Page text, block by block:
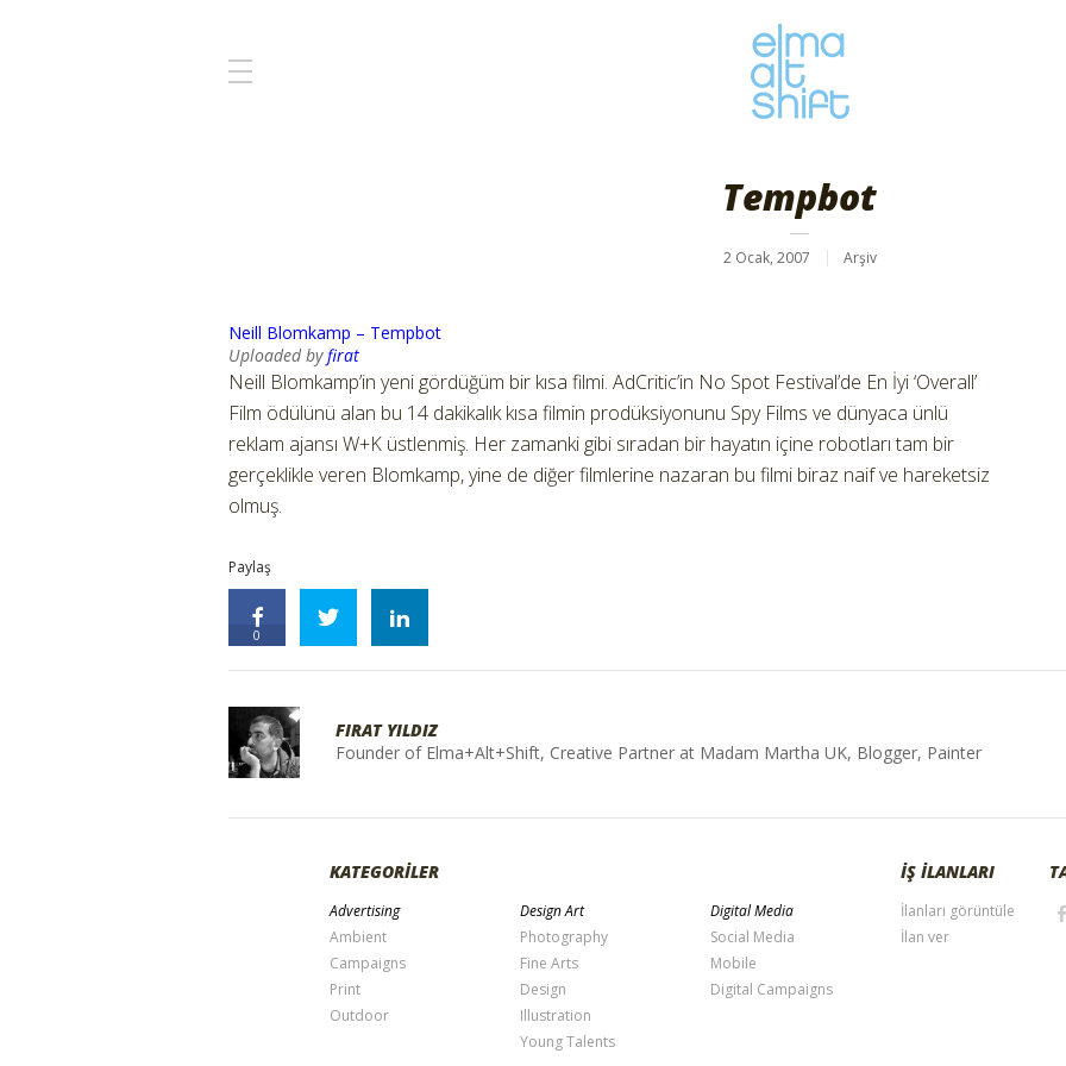
Tempbot
2 Ocak, 2007 Arşiv
Neill Blomkamp – Tempbot
Uploaded byfirat
Neill Blomkamp’in yeni gördüğüm bir kısa filmi. AdCritic’in No Spot Festival’de En İyi ‘Overall’
Film ödülünü alan bu 14 dakikalık kısa filmin prodüksiyonunu Spy Films ve dünyaca ünlü
reklam ajansı W+K üstlenmiş. Her zamanki gibi sıradan bir hayatın içine robotları tam bir
gerçeklikle veren Blomkamp, yine de diğer filmlerine nazaran bu filmi biraz naif ve hareketsiz
olmuş.
Paylaş
0
FIRAT YILDIZ
Founder of Elma+Alt+Shift, Creative Partner at Madam Martha UK, Blogger, Painter
KATEGORİLER
Advertising
Ambient
Campaigns
Print
Outdoor
Design Art
Photography
Fine Arts
Design
Illustration
Young Talents
Digital Media
Social Media
Mobile
Digital Campaigns
İŞ İLANLARI
İlanları görüntüle
İlan ver